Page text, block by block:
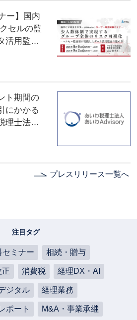
ー】国内
セルの監
活用監査
月２日
ト期間の
にかかる
理士法人
プレスリリース一覧へ
注目タグ
セミナー 相続・贈与
正 消費税 経理DX・AI
ジタル 経理業務
ポート M&A・事業承継